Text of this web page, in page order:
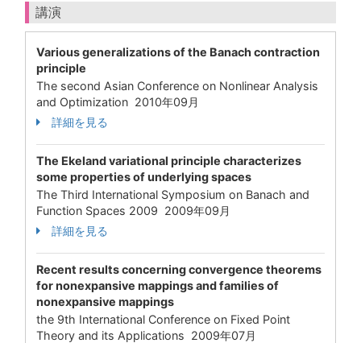
講演
Various generalizations of the Banach contraction
principle
The second Asian Conference on Nonlinear Analysis
and Optimization 2010年09月
詳細を見る
The Ekeland variational principle characterizes
some properties of underlying spaces
The Third International Symposium on Banach and
Function Spaces 2009 2009年09月
詳細を見る
Recent results concerning convergence theorems
for nonexpansive mappings and families of
nonexpansive mappings
the 9th International Conference on Fixed Point
Theory and its Applications 2009年07月